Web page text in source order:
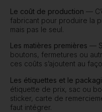
Le coût de production —
fabricant pour produire la
mais pas le seul.
Les matières premières —
boutons, fermetures ou
ces coûts s’ajoutent au
Les étiquettes et le
étiquette de prix, sac ou
sticker, carte de
faut intégrer.